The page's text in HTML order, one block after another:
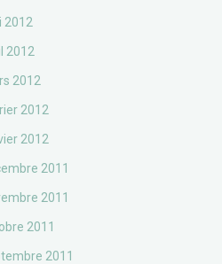
2012
2012
2012
2012
2012
2011
2011
2011
2011